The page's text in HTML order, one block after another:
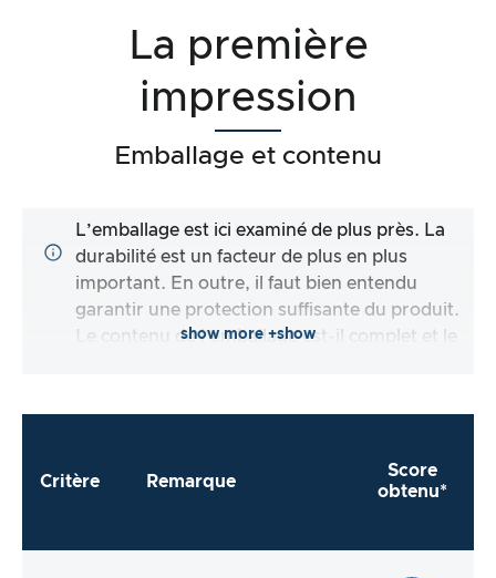
La première
impression
Emballage et contenu
L’emballage est ici examiné de plus près. La
durabilité est un facteur de plus en plus
important. En outre, il faut bien entendu
garantir une protection suffisante du produit.
Le contenu de l’emballage est-il complet et le
show more +show
Critère Remarque
Score
obtenu*